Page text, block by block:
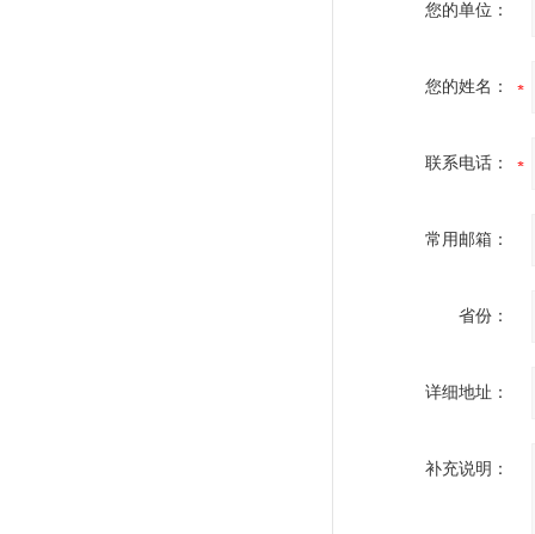
您的单位：
您的姓名：
联系电话：
常用邮箱：
省份：
详细地址：
补充说明：